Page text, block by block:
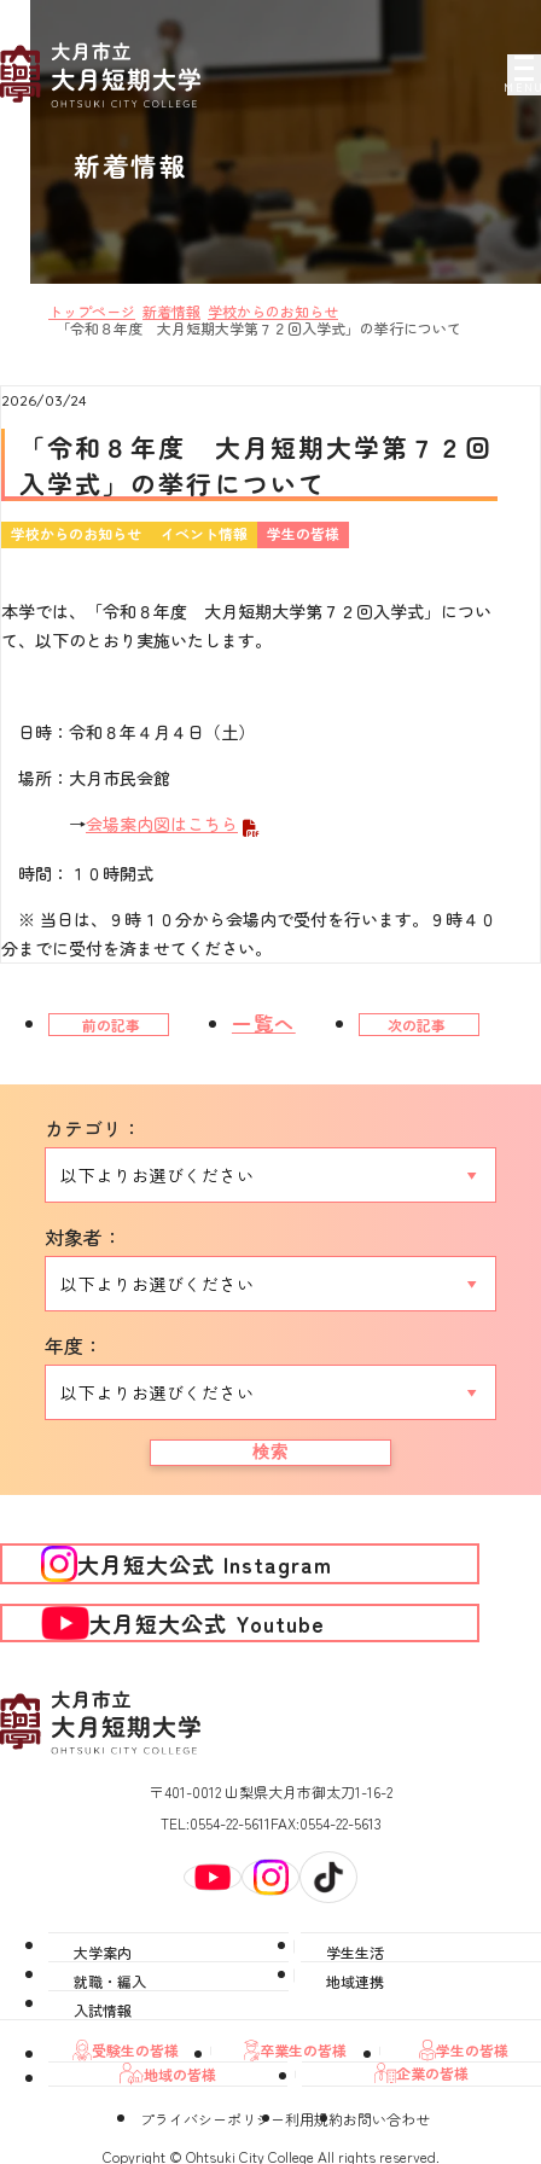
新着情報
トップページ 新着情報 学校からのお知らせ
「令和８年度 大月短期大学第７２回入学式」の挙行について
2026/03/24
「令和８年度 大月短期大学第７２回
入学式」の挙行について
学校からのお知らせ イベント情報 学生の皆様
本学では、「令和８年度 大月短期大学第７２回入学式」につい
て、以下のとおり実施いたします。
日時：令和８年４月４日（土）
場所：大月市民会館
→会場案内図はこちら
時間：１０時開式
※ 当日は、９時１０分から会場内で受付を行います。９時４０
分までに受付を済ませてください。
前の記事 一覧へ 次の記事
カテゴリ：
対象者：
年度：
検索
大月短大公式 Instagram
大月短大公式 Youtube
〒401-0012 山梨県大月市御太刀1-16-2
TEL:0554-22-5611FAX:0554-22-5613
大学案内
学生生活
就職・編入
地域連携
入試情報
受験生の皆様
卒業生の皆様
学生の皆様
地域の皆様
企業の皆様
プライバシーポリシー利用規約お問い合わせ
Copyright © Ohtsuki City College All rights reserved.